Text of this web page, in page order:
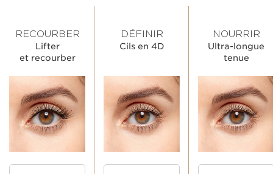
RECOURBER
Lifter
et recourber
DÉFINIR
Cils en 4D
NOURRIR
Ultra-longue
tenue